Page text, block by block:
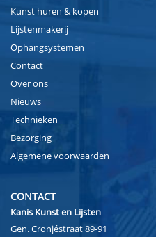
Kunst huren & kopen
Lijstenmakerij
Ophangsystemen
Contact
Over ons
Nieuws
Technieken
Bezorging
Algemene voorwaarden
CONTACT
Kanis Kunst en Lijsten
Gen. Cronjéstraat 89-91